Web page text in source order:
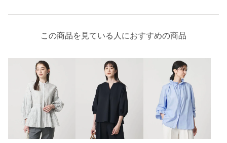
能を保証するものではありません。
もっと見る
この商品を見ている人におすすめの商品